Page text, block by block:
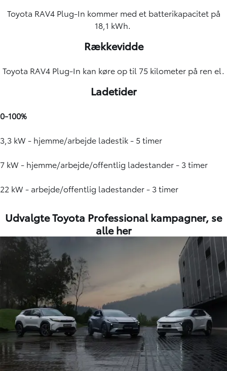
Toyota RAV4 Plug-In kommer med et batterikapacitet på
18,1 kWh.
Rækkevidde
Toyota RAV4 Plug-In kan køre op til 75 kilometer på ren el.
Ladetider
0-100%
3,3 kW - hjemme/arbejde ladestik - 5 timer
7 kW - hjemme/arbejde/offentlig ladestander - 3 timer
22 kW - arbejde/offentlig ladestander - 3 timer
Udvalgte Toyota Professional kampagner, se
alle her